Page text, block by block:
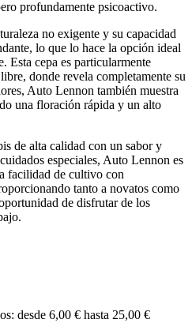
profundamente psicoactivo.
no exigente y su capacidad
lo que lo hace la opción ideal
Esta cepa es particularmente
donde revela completamente su
Auto Lennon también muestra
una floración rápida y un alto
de alta calidad con un sabor y
especiales, Auto Lennon es
facilidad de cultivo con
tanto a novatos como
de disfrutar de los
desde 6,00 € hasta 25,00 €